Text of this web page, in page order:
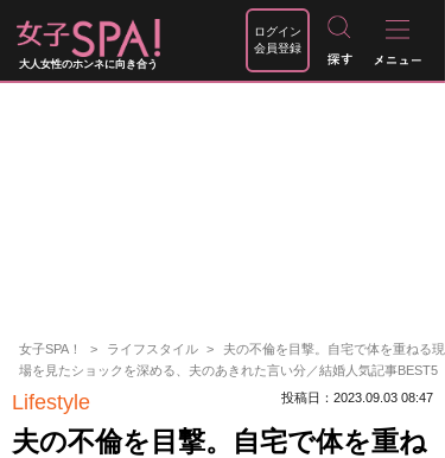
大人女性のホンネに向き合う
ログイン
会員登録
女子SPA！ ライフスタイル
夫の不倫を目撃。自宅で体を重ねる現
場を見たショックを深める、夫のあきれた言い分／結婚人気記事BEST5
Lifestyle 投稿日：2023.09.03 08:47
夫の不倫を目撃。自宅で体を重ね